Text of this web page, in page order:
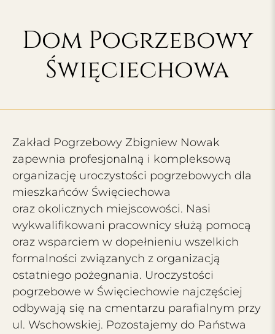
Dom Pogrzebowy
Święciechowa
Zakład Pogrzebowy Zbigniew Nowak
zapewnia profesjonalną i kompleksową
organizację uroczystości pogrzebowych dla
mieszkańców Święciechowa
oraz okolicznych miejscowości. Nasi
wykwalifikowani pracownicy służą pomocą
oraz wsparciem w dopełnieniu wszelkich
formalności związanych z organizacją
ostatniego pożegnania. Uroczystości
pogrzebowe w Święciechowie najczęściej
odbywają się na cmentarzu parafialnym przy
ul. Wschowskiej. Pozostajemy do Państwa